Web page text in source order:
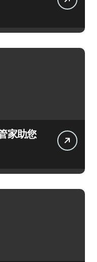
家助您